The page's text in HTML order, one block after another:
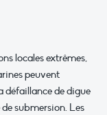
locales extrêmes,
peuvent
défaillance de digue
submersion. Les